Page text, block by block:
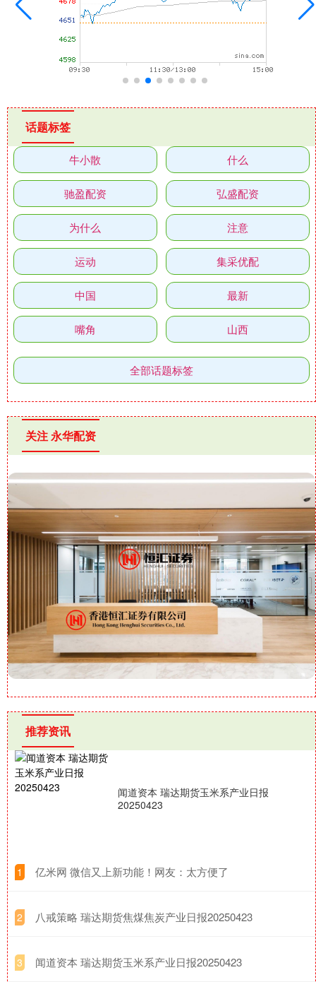
话题标签
牛小散 什么
驰盈配资 弘盛配资
为什么 注意
运动 集采优配
中国 最新
嘴角 山西
全部话题标签
关注 永华配资
推荐资讯
闻道资本 瑞达期货玉米系产业日报
20250423
1 ​亿米网 微信又上新功能！网友：太方便了
2 ​八戒策略 瑞达期货焦煤焦炭产业日报20250423
3 ​闻道资本 瑞达期货玉米系产业日报20250423